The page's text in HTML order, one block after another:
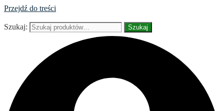
Przejdź do treści
Szukaj: Szukaj